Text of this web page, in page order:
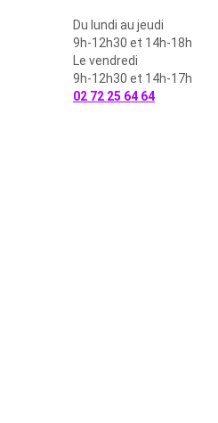
Du lundi au jeudi
9h-12h30 et 14h-18h
Le vendredi
9h-12h30 et 14h-17h
02 72 25 64 64